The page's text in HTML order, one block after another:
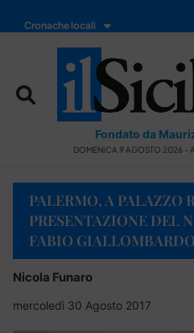
Cronache locali
Fondato da
DOMENICA 9 AGOSTO 2026 -
PALERMO, A PALAZZO
PRESENTAZIONE DEL
FABIO GIALLOMBARDO
Nicola Funaro
mercoledì 30 Agosto 2017